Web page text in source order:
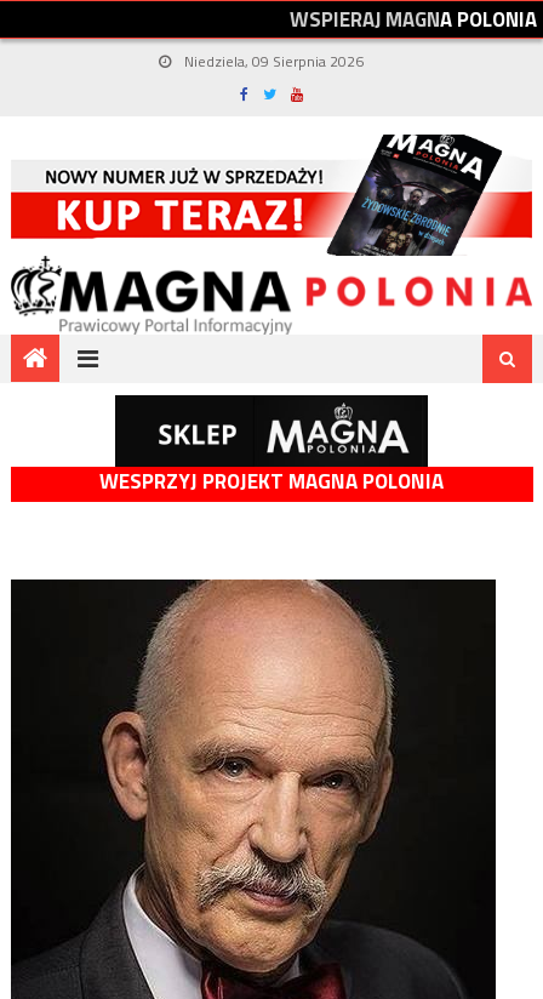
WSPIERAJMAGNAPOLONIA
Niedziela, 09 Sierpnia 2026
WESPRZYJ PROJEKT MAGNA POLONIA